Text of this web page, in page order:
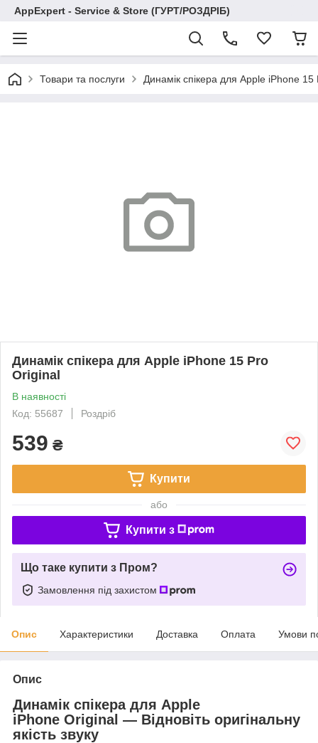
AppExpert - Service & Store (ГУРТ/РОЗДРІБ)
Товари та послуги Динамік спікера для Apple iPhone
Динамік спікера для Apple iPhone 15 Pro
Original
В наявності
Код: 55687
Роздріб
539 ₴
Купити
або
Купити з
Що таке купити з Пром?
Замовлення під захистом
Опис Характеристики Доставка Оплата Умови
Опис
Динамік спікера для Apple
iPhone Original — Відновіть оригінальну
якість звуку